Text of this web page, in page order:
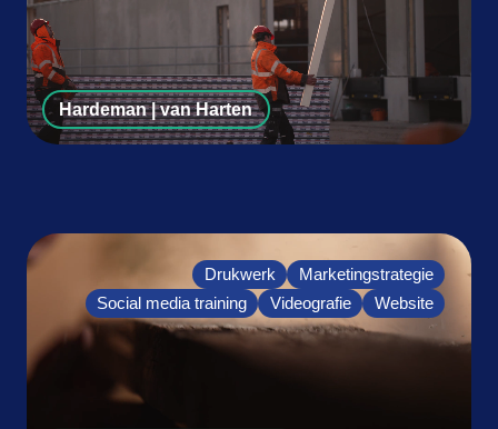
Hardeman | van Harten
Drukwerk
Marketingstrategie
Social media training
Videografie Website